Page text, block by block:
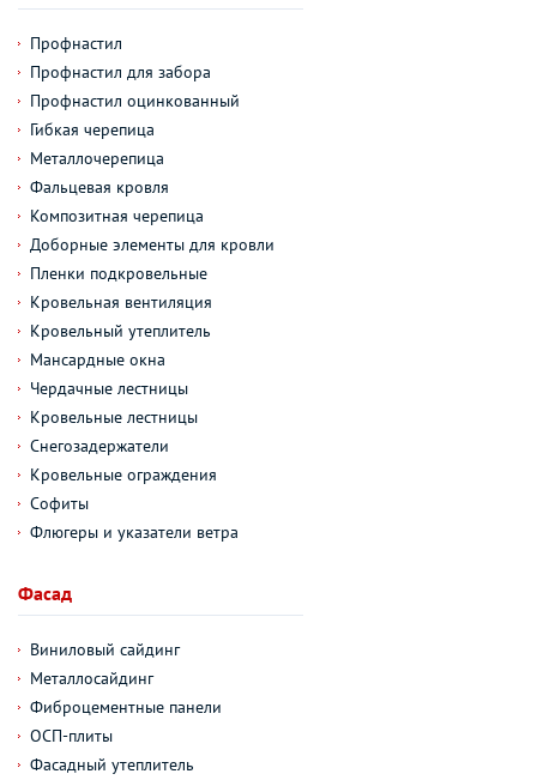
Профнастил
Профнастил для забора
Профнастил оцинкованный
Гибкая черепица
Металлочерепица
Фальцевая кровля
Композитная черепица
Доборные элементы для кровли
Пленки подкровельные
Кровельная вентиляция
Кровельный утеплитель
Мансардные окна
Чердачные лестницы
Кровельные лестницы
Снегозадержатели
Кровельные ограждения
Софиты
Флюгеры и указатели ветра
Фасад
Виниловый сайдинг
Металлосайдинг
Фиброцементные панели
ОСП-плиты
Фасадный утеплитель